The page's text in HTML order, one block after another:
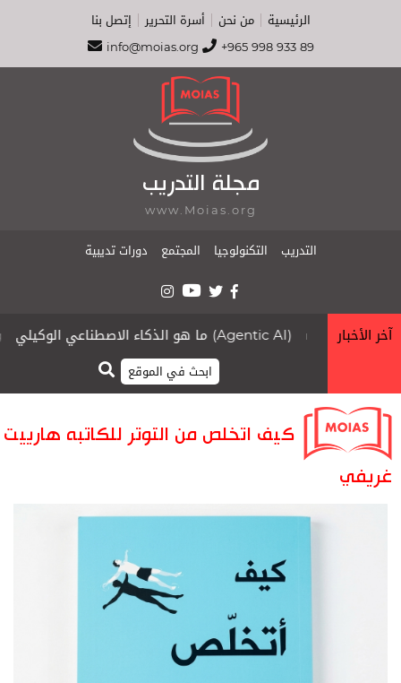
الرئيسية من نحن أسرة التحرير
إتصل بنا
info@moias.org
+965 998 933 89
مجلة التدريب
www.Moias.org
التدريب
التكنولوجيا المجتمع دورات تديبية
آخر الأخبار ما هو الذكاء الاصطناعي الوكيلي (Agentic AI) moias.org
كيف اتخلص من التوتر للكاتبه هارييت
غريفي